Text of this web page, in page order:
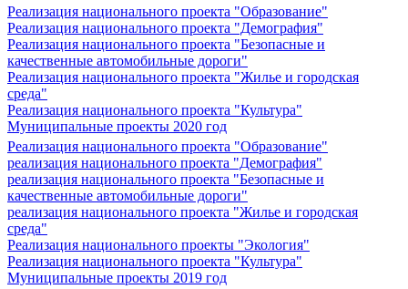
Реализация национального проекта "Образование"
Реализация национального проекта "Демография"
Реализация национального проекта "Безопасные и
качественные автомобильные дороги"
Реализация национального проекта "Жилье и городская
среда"
Реализация национального проекта "Культура"
Муниципальные проекты 2020 год
Реализация национального проекта "Образование"
реализация национального проекта "Демография"
реализация национального проекта "Безопасные и
качественные автомобильные дороги"
реализация национального проекта "Жилье и городская
среда"
Реализация национального проекты "Экология"
Реализация национального проекта "Культура"
Муниципальные проекты 2019 год